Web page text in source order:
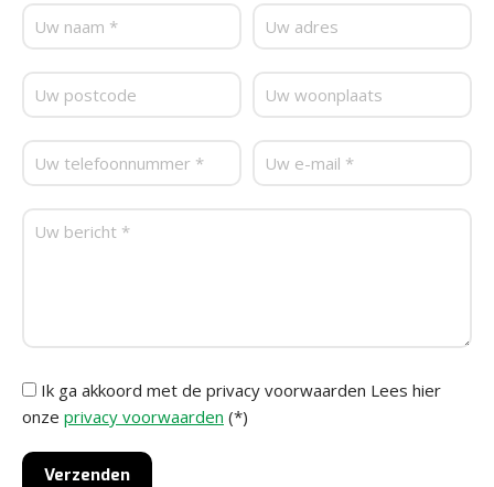
Ik ga akkoord met de privacy voorwaarden Lees hier
onze privacy voorwaarden (*)